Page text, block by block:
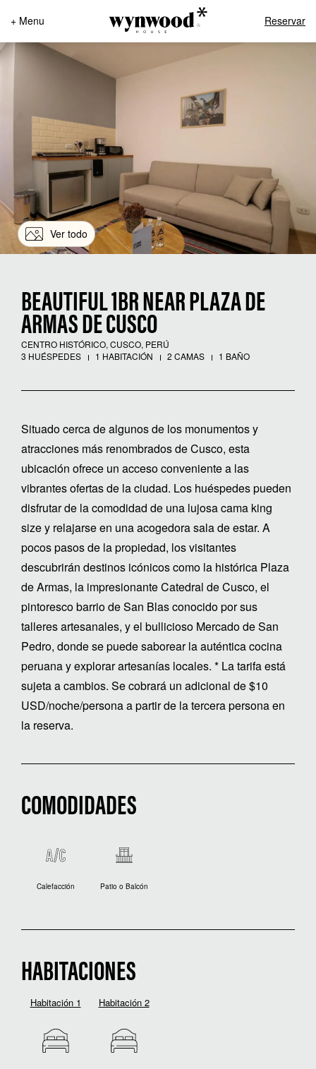
+ Menu Reservar
Ver todo
BEAUTIFUL 1BR NEAR PLAZA DE
ARMAS DE CUSCO
CENTRO HISTÓRICO, CUSCO, PERÚ
3 HUÉSPEDES
1 HABITACIÓN 2 CAMAS 1 BAÑO
Situado cerca de algunos de los monumentos y
atracciones más renombrados de Cusco, esta
ubicación ofrece un acceso conveniente a las
vibrantes ofertas de la ciudad. Los huéspedes pueden
disfrutar de la comodidad de una lujosa cama king
size y relajarse en una acogedora sala de estar. A
pocos pasos de la propiedad, los visitantes
descubrirán destinos icónicos como la histórica Plaza
de Armas, la impresionante Catedral de Cusco, el
pintoresco barrio de San Blas conocido por sus
talleres artesanales, y el bullicioso Mercado de San
Pedro, donde se puede saborear la auténtica cocina
peruana y explorar artesanías locales. * La tarifa está
sujeta a cambios. Se cobrará un adicional de $10
USD/noche/persona a partir de la tercera persona en
la reserva.
COMODIDADES
Calefacción Patio o Balcón
HABITACIONES
Habitación 1 Habitación 2